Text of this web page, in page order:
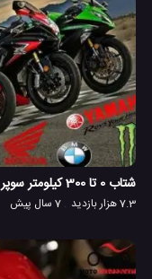
شتاب 0 تا 300 کیلومتر سوپر موتورها، کدامیک بهترین است؟
7.3 هزار بازدید 7 سال پیش